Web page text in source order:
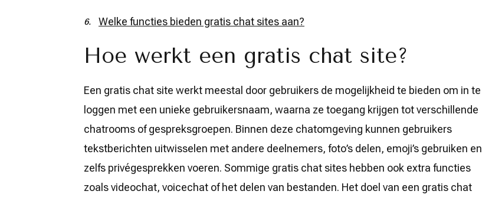
Welke functies bieden gratis chat sites aan?
Hoe werkt een gratis chat site?
Een gratis chat site werkt meestal door gebruikers de mogelijkheid te bieden om in te
loggen met een unieke gebruikersnaam, waarna ze toegang krijgen tot verschillende
chatrooms of gespreksgroepen. Binnen deze chatomgeving kunnen gebruikers
tekstberichten uitwisselen met andere deelnemers, foto’s delen, emoji’s gebruiken en
zelfs privégesprekken voeren. Sommige gratis chat sites hebben ook extra functies
zoals videochat, voicechat of het delen van bestanden. Het doel van een gratis chat